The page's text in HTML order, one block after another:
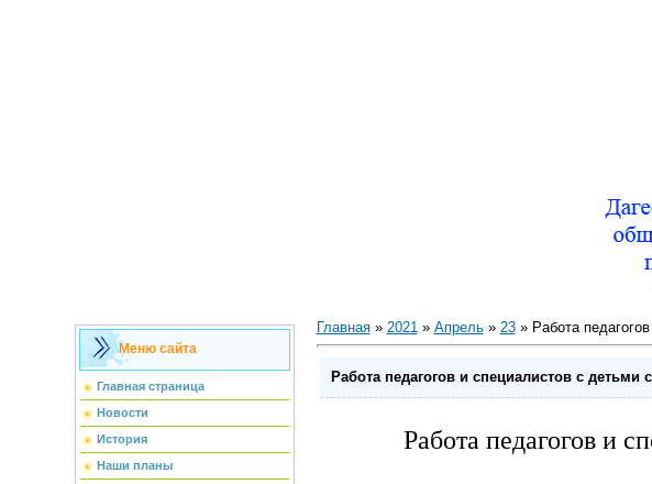
Меню сайта
Главная страница
Новости
История
Наши планы
Главная» 2021 » Апрель » 23» Работа
Работа педагогов и специалистов с детьми
Работа педагогов и